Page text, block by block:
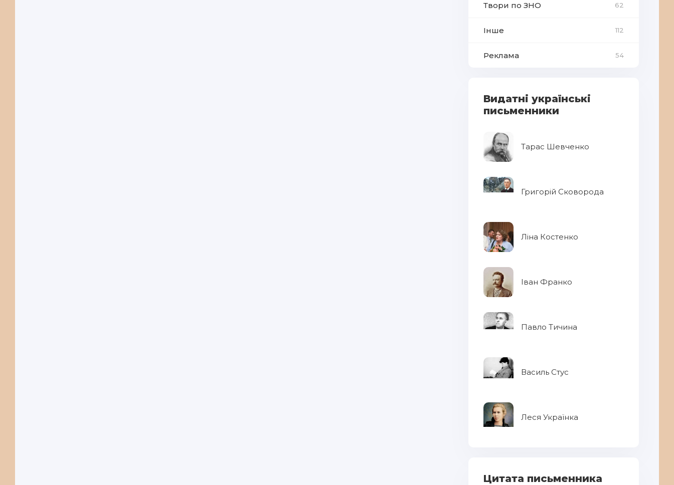
Твори по ЗНО 62
Інше 112
Реклама 54
Видатні українські
письменники
Тарас Шевченко
Григорій Сковорода
Ліна Костенко
Іван Франко
Павло Тичина
Василь Стус
Леся Українка
Цитата письменника